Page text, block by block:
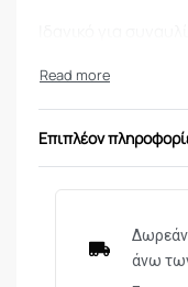
Compact &
ΜΟΝΤΕΛΟ/
ΜΕΓΕΘΥΝΣΗ
ΔΙΑΜΕΤΡΟΣ
Επιπλέον
Δωρεάν
άνω